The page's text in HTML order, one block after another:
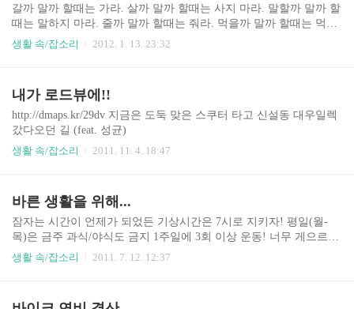
상화로 신기에 적합한 모델들이 많고, 아디다스가 디자인도 이쁘고
기능성으로 작정하고 나온것 같다. 하지만 아식스가 전통의 강호라
할까? 제품도 많고 추천도 많고... 전부터 아식스는 런닝화 쪽에 신경
을 많이 써왔던걸로 안다. 미즈노나 프로스펙..
갈까 말까 할때는 가라. 살까 말까 할때는 사지 마라. 말할까 말까 할
때는 말하지 마라. 줄까 말까 할때는 줘라. 먹을까 말까 할때는 먹지
마라. 음.. 맞는 말이라는 생각이 드는게... 첫번째 줄은, 어떤 길인지
뭐 비슷한 얘기였는데 누가 했는지는 기억이 나지 않는다. 두 번째
줄은, 아껴서 쓰라 이거고, 세 번째 줄은 말을 아껴라, 네 번째는, 베
푸는 삶, 다섯 번째는, 소식하는 삶을 의미하는 것 같다. 다 맞는 말
같지 않은가?
생활 속/잡소리 2012. 1. 13. 23:32
내가 로드뷰에!!
http://dmaps.kr/29dv 지금은 도둑 맞은 스쿠터 타고 신설동 대우일렉
갔다오던 길 (feat. 성균)
생활 속/잡소리
2011. 11. 4. 18:47
바른 생활을 위해...
잠자는 시간이 언제가 되었든 기상시간은 7시로 지키자! 평일(월-
목)은 금주 과식/야식도 금지 1주일에 3회 이상 운동! 너무 게으르고
무계획적인 삶을 살고 있어...
생활 속/잡소리 2011. 7. 12. 12:37